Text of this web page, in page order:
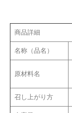
商品詳細
名称（品名）
原材料名
召し上がり方